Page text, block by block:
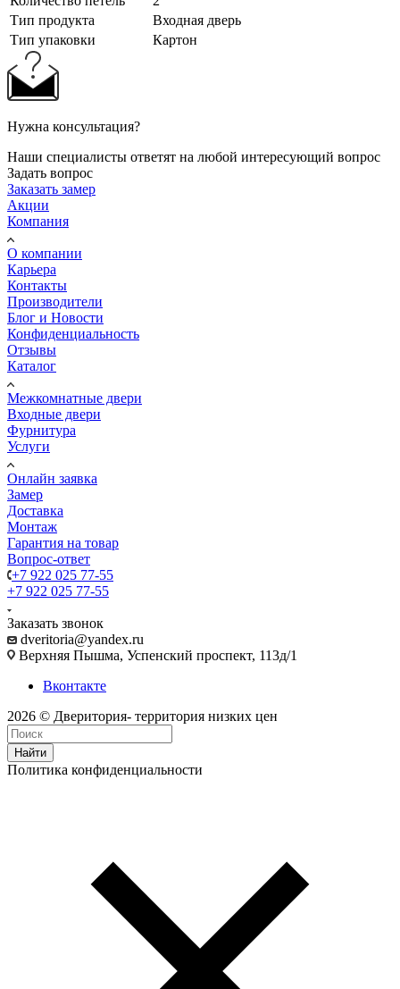
Тип продукта
Входная дверь
Тип упаковки
Картон
Нужна консультация?
Наши специалисты ответят на любой интересующий вопрос
Задать вопрос
Заказать замер
Акции
Компания
О компании
Карьера
Контакты
Производители
Блог и Новости
Конфиденциальность
Отзывы
Каталог
Межкомнатные двери
Входные двери
Фурнитура
Услуги
Онлайн заявка
Замер
Доставка
Монтаж
Гарантия на товар
Вопрос-ответ
+7 922 025 77-55
+7 922 025 77-55
Заказать звонок
dveritoria@yandex.ru
Верхняя Пышма, Успенский проспект, 113д/1
Вконтакте
2026 © Дверитория- территория низких цен
Найти
Политика конфиденциальности